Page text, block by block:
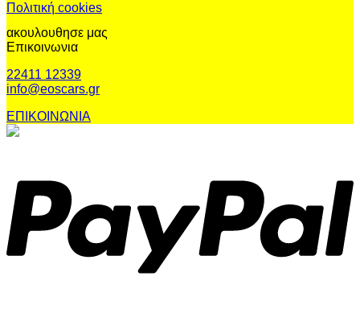
Πολιτική cookies
ακουλουθησε μας
Επικοινωνια
22411 12339
info@eoscars.gr
ΕΠΙΚΟΙΝΩΝΙΑ